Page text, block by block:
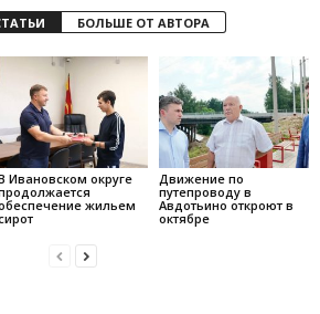
БОЛЬШЕ ОТ АВТОРА
Ивановском округе
жильем
Движение по
путепроводу в
Авдотьино откроют в
октябре